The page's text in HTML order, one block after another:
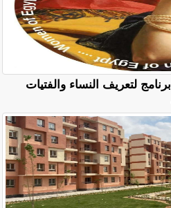
لتعريف النساء والفتيات